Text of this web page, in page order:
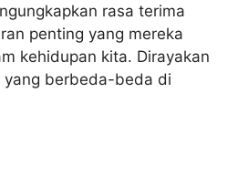
rasa terima
penting yang mereka
kehidupan kita. Dirayakan
yang berbeda-beda di